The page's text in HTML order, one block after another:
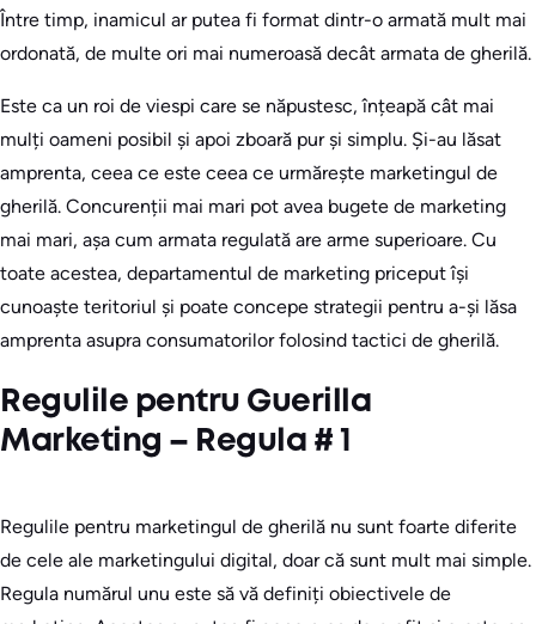
Între timp, inamicul ar putea fi format dintr-o armată mult mai
ordonată, de multe ori mai numeroasă decât armata de gherilă.
Este ca un roi de viespi care se năpustesc, înțeapă cât mai
mulți oameni posibil și apoi zboară pur și simplu. Și-au lăsat
amprenta, ceea ce este ceea ce urmărește marketingul de
gherilă. Concurenții mai mari pot avea bugete de marketing
mai mari, așa cum armata regulată are arme superioare. Cu
toate acestea, departamentul de marketing priceput își
cunoaște teritoriul și poate concepe strategii pentru a-și lăsa
amprenta asupra consumatorilor folosind tactici de gherilă.
Regulile pentru Guerilla
Marketing – Regula # 1
Regulile pentru marketingul de gherilă nu sunt foarte diferite
de cele ale marketingului digital, doar că sunt mult mai simple.
Regula numărul unu este să vă definiți obiectivele de